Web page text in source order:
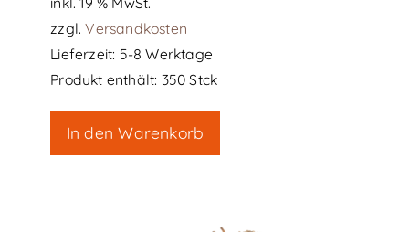
zzgl.Versandkosten
Lieferzeit: 5-8 Werktage
Produkt enthält: 350Stck
In den Warenkorb